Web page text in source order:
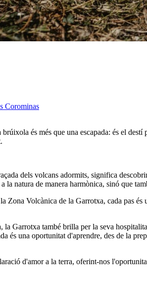
Corominas
és més que una escapada: és el
dels volcans adormits, significa
la natura de manera harmònica, sinó que
Zona Volcànica de la Garrotxa, cada pas
la Garrotxa també brilla per la seva
és una oportunitat d'aprendre, des de la
d'amor a la terra, oferint-nos